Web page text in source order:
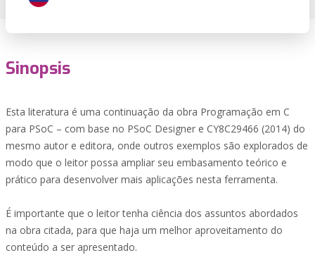
Sinopsis
Esta literatura é uma continuação da obra Programação em C
para PSoC – com base no PSoC Designer e CY8C29466 (2014) do
mesmo autor e editora, onde outros exemplos são explorados de
modo que o leitor possa ampliar seu embasamento teórico e
prático para desenvolver mais aplicações nesta ferramenta.
É importante que o leitor tenha ciência dos assuntos abordados
na obra citada, para que haja um melhor aproveitamento do
conteúdo a ser apresentado.